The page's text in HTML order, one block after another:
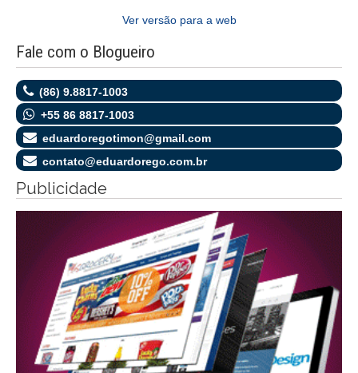
Ver versão para a web
Fale com o Blogueiro
(86) 9.8817-1003
+55 86 8817-1003
eduardoregotimon@gmail.com
contato@eduardorego.com.br
Publicidade